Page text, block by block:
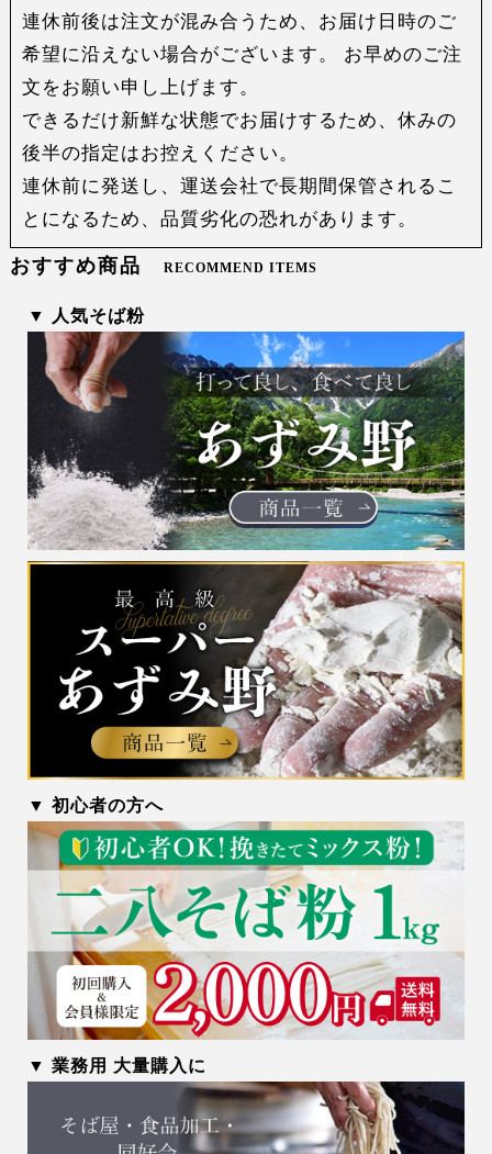
連休前後は注文が混み合うため、お届け日時のご
希望に沿えない場合がございます。 お早めのご注
文をお願い申し上げます。
できるだけ新鮮な状態でお届けするため、休みの
後半の指定はお控えください。
連休前に発送し、運送会社で長期間保管されるこ
とになるため、品質劣化の恐れがあります。
おすすめ商品 RECOMMEND ITEMS
▼ 人気そば粉
▼ 初心者の方へ
▼ 業務用 大量購入に